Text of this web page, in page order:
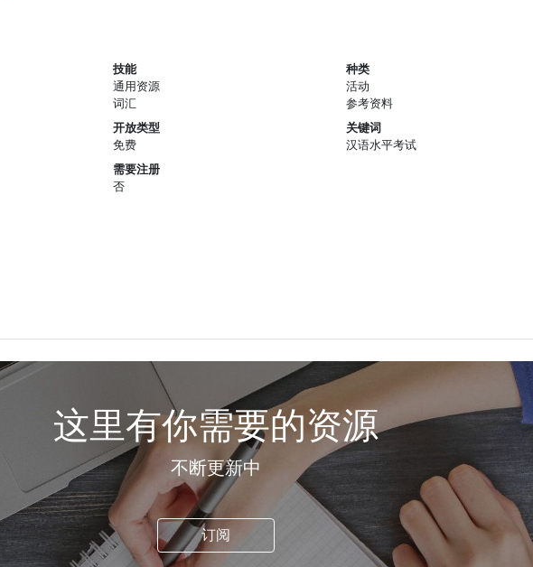
技能
通用资源
词汇
开放类型
免费
需要注册
否
种类
活动
参考资料
关键词
汉语水平考试
这里有你需要的资源
不断更新中
订阅